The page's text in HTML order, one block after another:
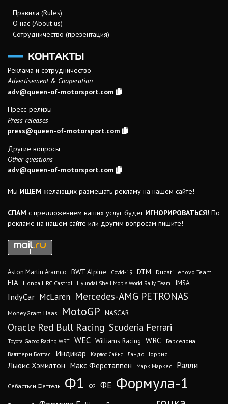
Правила (Rules)
О нас (About us)
Сотрудничество (презентация)
КОНТАКТЫ
Реклама и сотрудничество
Advertisement & Cooperation
adv@queen-of-motorsport.com
Пресс-релизы
Press releases
press@queen-of-motorsport.com
Другие вопросы
Other questions
adv@queen-of-motorsport.com
Мы ИЩЕМ желающих размещать рекламу на нашем сайте!
СПАМ с предложением ваших услуг будет ИГНОРИРОВАТЬСЯ! По
рекламе на нашем сайте или другим вопросам пишите!
Aston Martin Aramco BWT Alpine Covid-19 DTM Ducati Lenovo Team
FIA Honda HRC Castrol Hyundai Shell Mobis World Rally Team IMSA
IndyCar McLaren Mercedes-AMG PETRONAS
MoneyGram Haas MotoGP NASCAR
Oracle Red Bull Racing Scuderia Ferrari
Toyota Gazoo Racing WRT WEC Williams Racing WRC
Барселона
Валттери Боттас
Индикар Карлос Сайнс Ландо Норрис
Льюис Хэмилтон Макс Ферстаппен Марк Маркес Ралли
Себастьян Феттель Ф1 Ф2 ФЕ Формула-1